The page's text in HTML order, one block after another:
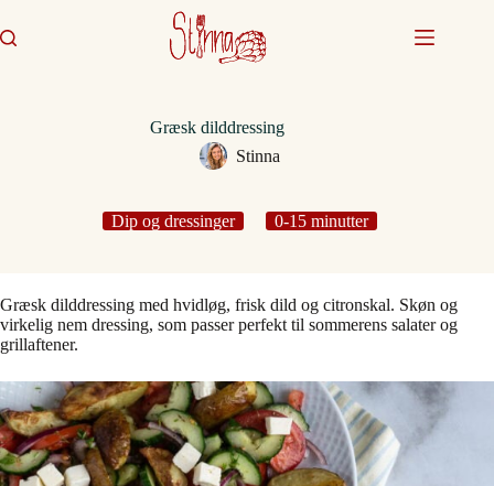
til
indhold
Græsk dilddressing
Stinna
Dip og dressinger 0-15 minutter
Græsk dilddressing med hvidløg, frisk dild og citronskal. Skøn og
virkelig nem dressing, som passer perfekt til sommerens salater og
grillaftener.